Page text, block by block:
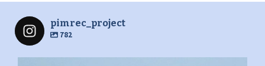
pimrec_project
782